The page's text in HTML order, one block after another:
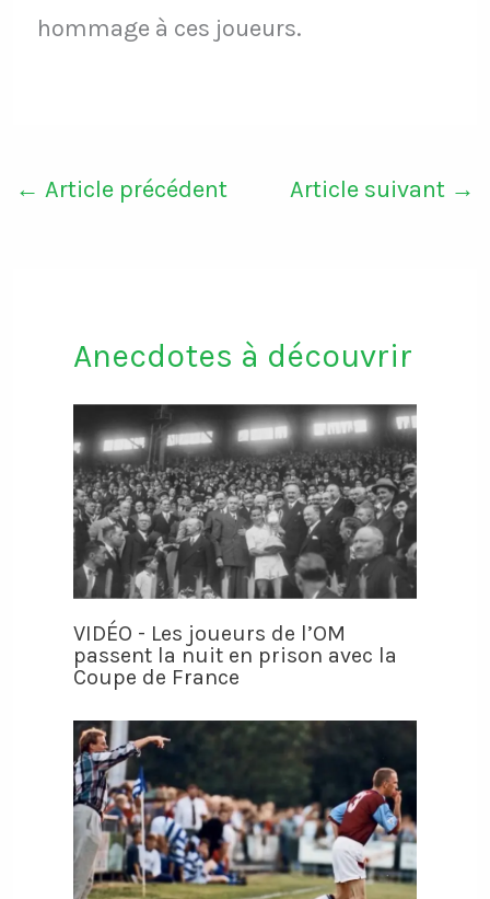
hommage à ces joueurs.
← Article précédent Article suivant →
Anecdotes à découvrir
VIDÉO - Les joueurs de l’OM
passent la nuit en prison avec la
Coupe de France